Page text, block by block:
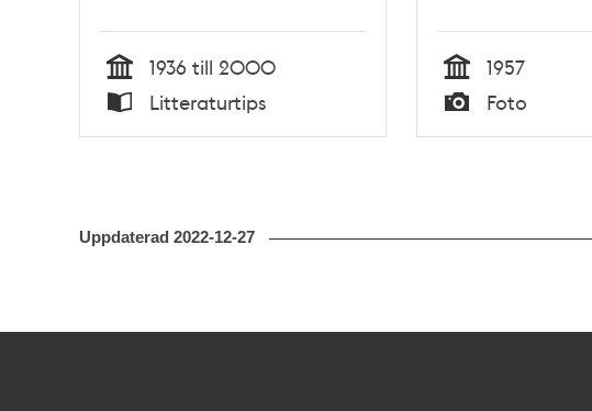
Tid
1936 till 2000
Typ
Litteraturtips Tid
1957
Typ
Foto
Uppdaterad 2022-12-27